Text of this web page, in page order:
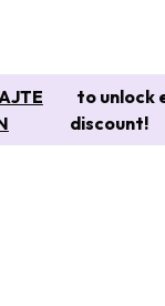
to unlock
discount!